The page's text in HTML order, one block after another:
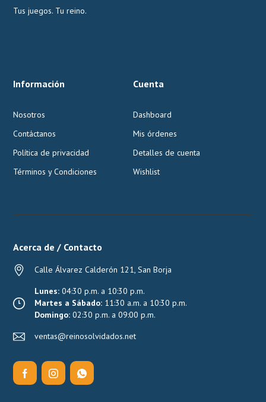
Tus juegos. Tu reino.
Información
Nosotros
Contáctanos
Política de privacidad
Términos y Condiciones
Cuenta
Dashboard
Mis órdenes
Detalles de cuenta
Wishlist
Acerca de / Contacto
Calle Álvarez Calderón 121, San Borja
Lunes: 04:30 p.m. a 10:30 p.m.
Martes a Sábado: 11:30 a.m. a 10:30 p.m.
Domingo: 02:30 p.m. a 09:00 p.m.
ventas@reinosolvidados.net